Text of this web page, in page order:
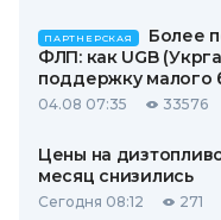
ПАРТНЕРСКАЯ
Более
ФЛП: как UGB
поддержку малого
04.08 07:35 33576
Цены на
месяц снизились
Сегодня 08:12 271